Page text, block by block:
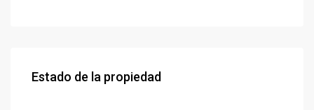
Estado de la propiedad